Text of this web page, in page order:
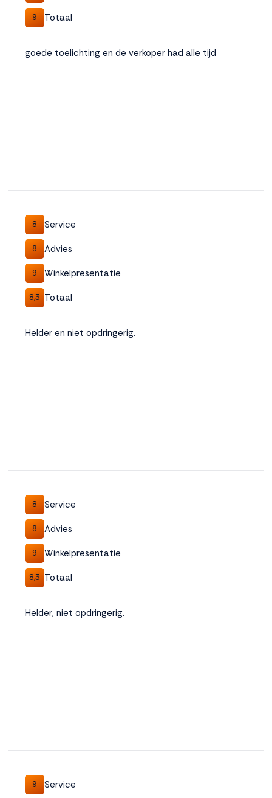
9 Totaal
goede toelichting en de verkoper had alle tijd
8 Service
8 Advies
9 Winkelpresentatie
8,3 Totaal
Helder en niet opdringerig.
8 Service
8 Advies
9 Winkelpresentatie
8,3 Totaal
Helder, niet opdringerig.
9 Service